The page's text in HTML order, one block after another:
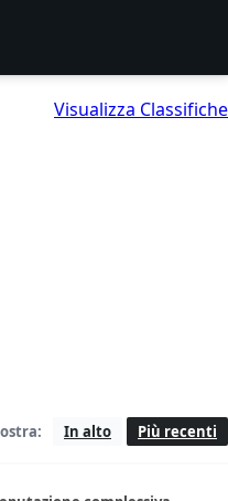
Visualizza Classifiche
In alto Più recenti